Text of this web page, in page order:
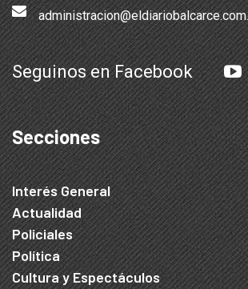
Seguinos en Facebook
Secciones
Interés General
Actualidad
Policiales
Política
Cultura y Espectáculos